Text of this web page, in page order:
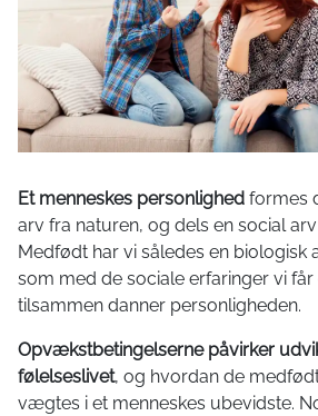
Et menneskes personlighed formes
arv fra naturen, og dels en social
Medfødt har vi således en biologisk
som med de sociale erfaringer vi
tilsammen danner personligheden.
Opvækstbetingelserne påvirker
følelseslivet, og hvordan de
vægtes i et menneskes ubevidste.